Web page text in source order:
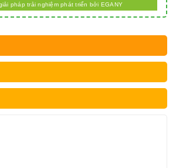
pháp trải nghiệm phát triển bởi EGANY